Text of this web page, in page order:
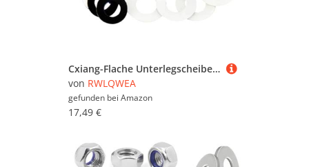
Cxiang-Flache Unterlegscheiben M2 M2.5 M3 M4 M5 M6 M8 M10 M12 Black/Transparent Adhesive Backed PVC Washer Viscose Plastic Round Washers， für Bolzenschraube(Black,M5x10x1(50Pcs))
von RWLQWEA
gefunden bei Amazon
17,49 €